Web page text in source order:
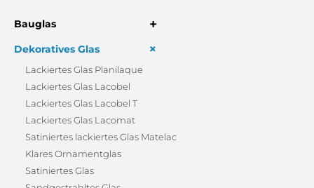
Bauglas +
Dekoratives Glas +
Lackiertes Glas Planilaque
Lackiertes Glas Lacobel
Lackiertes Glas Lacobel T
Lackiertes Glas Lacomat
Satiniertes lackiertes Glas Matelac
Klares Ornamentglas
Satiniertes Glas